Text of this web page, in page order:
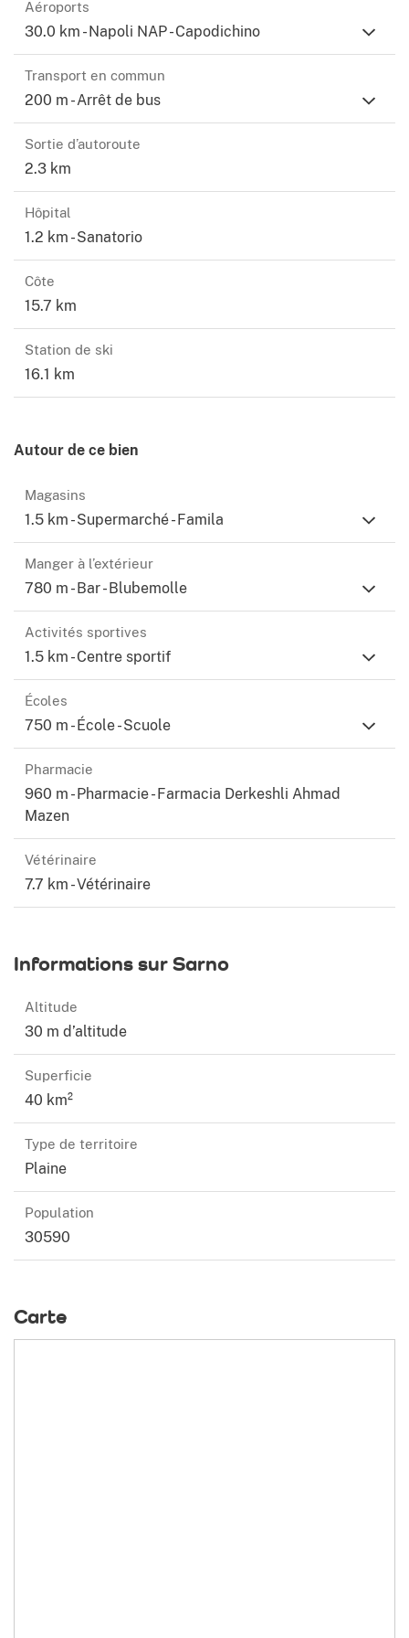
naturelle et relaxante du lieu. La propriété est
privilégiée dominant le golfe de Salerne, offrant des
vues inoubliables sur le Vésuve et Capri.
Aéroports
30.0 km - Napoli NAP - Capodichino
Transport en commun
200 m - Arrêt de bus
Sortie d’autoroute
2.3 km
Hôpital
1.2 km - Sanatorio
Côte
15.7 km
Station de ski
16.1 km
Autour de ce bien
Magasins
1.5 km - Supermarché - Famila
Manger à l’extérieur
780 m - Bar - Blubemolle
Activités sportives
1.5 km - Centre sportif
Écoles
750 m - École - Scuole
Pharmacie
960 m - Pharmacie - Farmacia Derkeshli Ahmad
Mazen
Vétérinaire
7.7 km - Vétérinaire
Informations sur Sarno
Altitude
30 m d’altitude
Superficie
40 km²
Type de territoire
Plaine
Population
30590
Carte